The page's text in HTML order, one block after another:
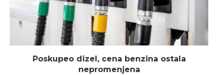
Poskupeo dizel, cena benzina ostala
nepromenjena